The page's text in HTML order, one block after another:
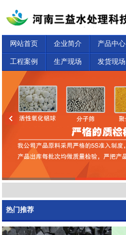
网站首页 企业简介 产品中心
工程案例 生产现场 发货现场
热门推荐